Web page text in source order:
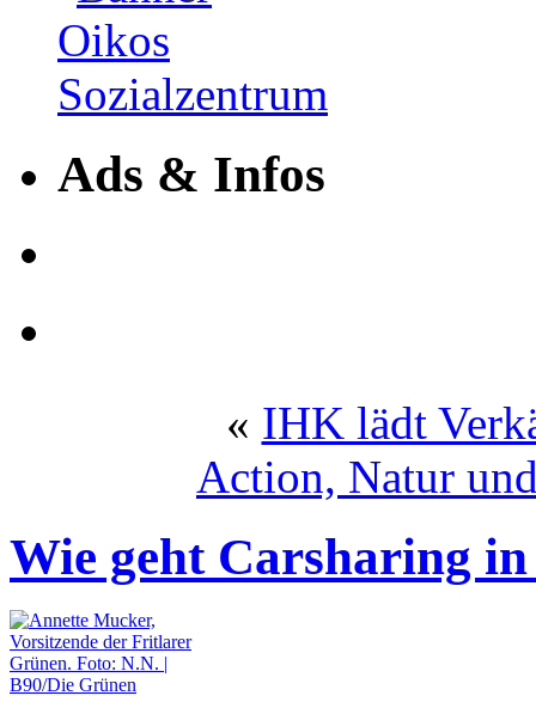
Ads & Infos
« IHK lädt
Action, Natur
Wie geht Carsharing